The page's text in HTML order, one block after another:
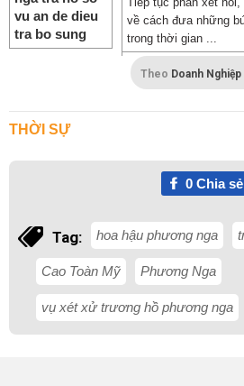
về cách đưa những
trong thời gian ...
Theo Doanh
THỜI SỰ
0Chia sẻ
Tag: hoa hậu phương nga
Cao Toàn Mỹ Phương Nga
vụ xét xử trương hồ phương nga